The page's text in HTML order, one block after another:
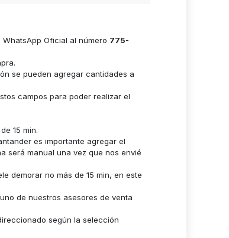
Oficial al número 775-
se pueden agregar cantidades a
campos para poder realizar el
15 min.
es importante agregar el
será manual una vez que nos envié
demorar no más de 15 min, en este
de nuestros asesores de venta
según la selección